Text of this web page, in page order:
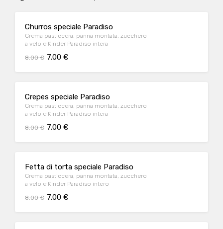
Churros speciale Paradiso
Crema pasticcera, panna montata, zucchero
a velo e Kinder Paradiso intera
8.00 € 7.00 €
Crepes speciale Paradiso
Crema pasticcera, panna montata, zucchero
a velo e Kinder Paradiso intera
8.00 € 7.00 €
Fetta di torta speciale Paradiso
Crema pasticcera, panna montata, zucchero
a velo e Kinder Paradiso intero
8.00 € 7.00 €